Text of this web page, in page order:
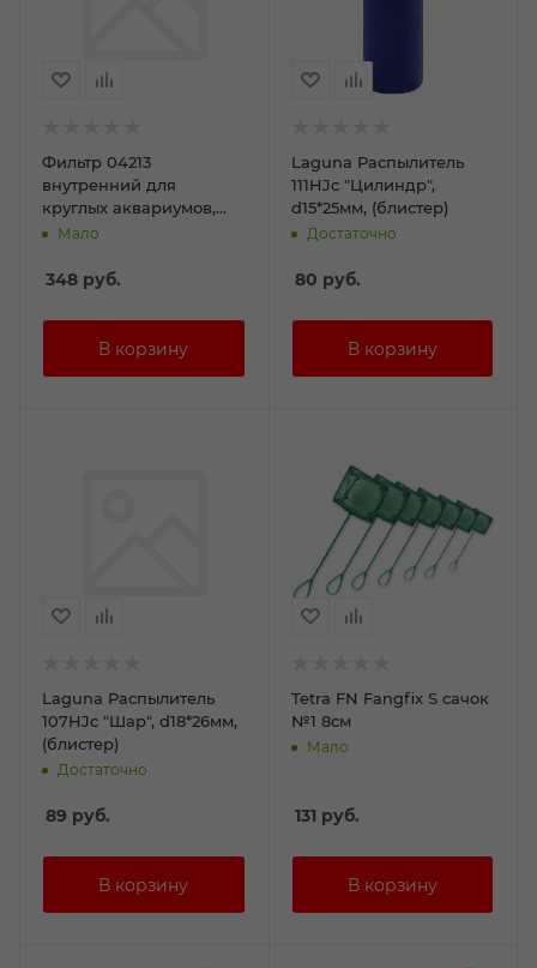
Фильтр 04213
внутренний для
круглых аквариумов,
120*120*150мм
Мало
348 руб.
Laguna Распылитель
111HJc "Цилиндр",
d15*25мм, (блистер)
Достаточно
80 руб.
Laguna Распылитель
107HJc "Шар", d18*26мм,
(блистер)
Достаточно
89 руб.
Tetra FN Fangfix S сачок
№1 8см
Мало
131 руб.